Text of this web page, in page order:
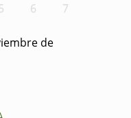
5 6 7
de